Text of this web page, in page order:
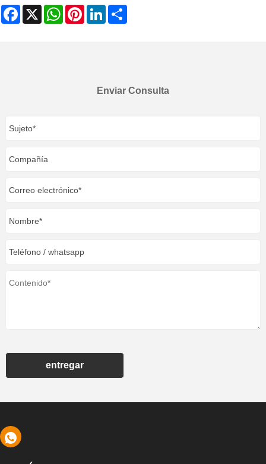
Facebook
X WhatsAppPinterestLinkedIn
Enviar Consulta
entregar